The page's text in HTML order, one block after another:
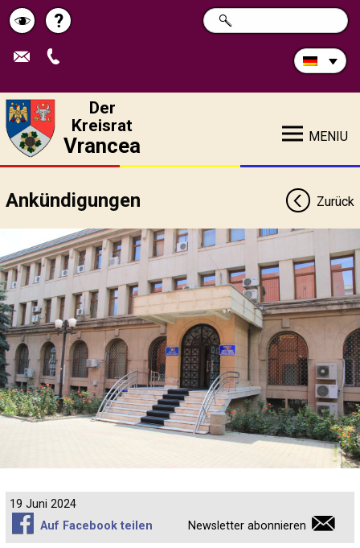
Schimbă
contrastul
Pagina
de
?
Durchsuchen
Sie
SUCHE
Der
Kreisrat
Vrancea MENIU
Ankündigungen Zurück
19 Juni 2024
Auf Facebook teilen
Newsletter abonnieren